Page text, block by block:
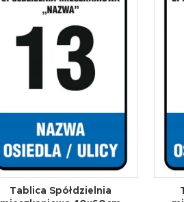
Tablica Spółdzielnia